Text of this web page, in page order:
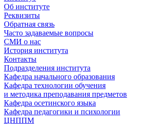
Об институте
Реквизиты
Обратная связь
Часто задаваемые вопросы
СМИ о нас
История института
Контакты
Подразделения института
Кафедра начального образования
Кафедра технологии обучения
и методика преподавания предметов
Кафедра осетинского языка
Кафедра педагогики и психологии
ЦНППМ